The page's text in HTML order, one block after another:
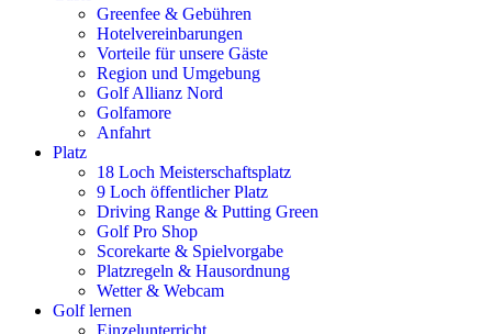
Greenfee & Gebühren
Hotelvereinbarungen
Vorteile für unsere Gäste
Region und Umgebung
Golf Allianz Nord
Golfamore
Anfahrt
Platz
18 Loch Meisterschaftsplatz
9 Loch öffentlicher Platz
Driving Range & Putting Green
Golf Pro Shop
Scorekarte & Spielvorgabe
Platzregeln & Hausordnung
Wetter & Webcam
Golf lernen
Einzelunterricht